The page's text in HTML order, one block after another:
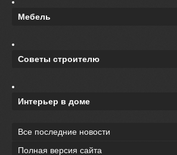
Мебель
Советы строителю
Интерьер в доме
Все последние новости
Полная версия сайта